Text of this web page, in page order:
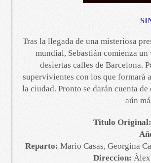
Tras la llegada de una misteriosa
mundial, Sebastián comienza
desiertas calles de Barcelona.
supervivientes con los que formará
la ciudad. Pronto se darán cuenta
aún
Titulo Original:
Reparto: Mario Casas, Georgina
Direccion: Àlex